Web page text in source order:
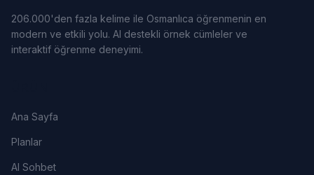
206.000'den fazla kelime ile Osmanlıca öğrenmenin en
modern ve etkili yolu. AI destekli örnek cümleler ve
interaktif öğrenme deneyimi.
Ana Sayfa
Planlar
AI Sohbet